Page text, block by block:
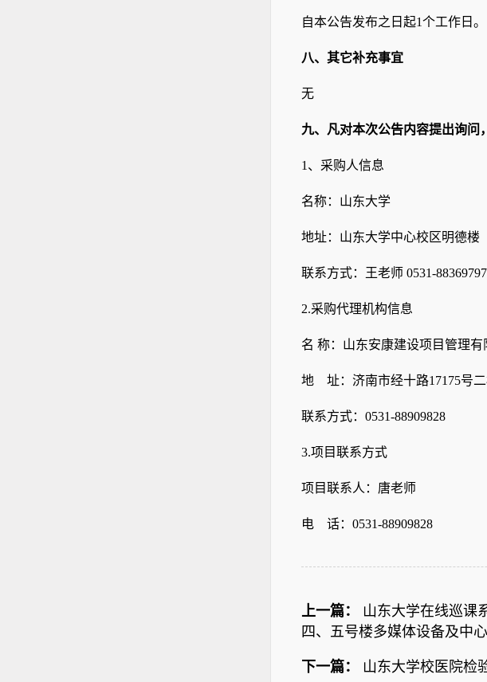
自本公告发布之日起1个工作日。
八、其它补充事宜
无
九、凡对本次公告内容提出询问
1、采购人信息
名称：山东大学
地址：山东大学中心校区明德楼
联系方式：王老师 0531-88369797
2.采购代理机构信息
名 称：山东安康建设项目管理
地 址：济南市经十路17175号
联系方式： 0531-88909828
3.项目联系方式
项目联系人：唐老师
电 话： 0531-88909828
上一篇：
山东大学在线巡课
四、五号楼多媒体设备及中
下一篇： 山东大学校医院检